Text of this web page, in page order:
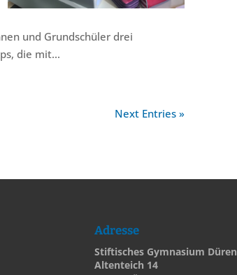
und Grundschüler drei
die mit...
Next Entries »
Adresse
Stiftisches Gymnasium Düren
Altenteich 14